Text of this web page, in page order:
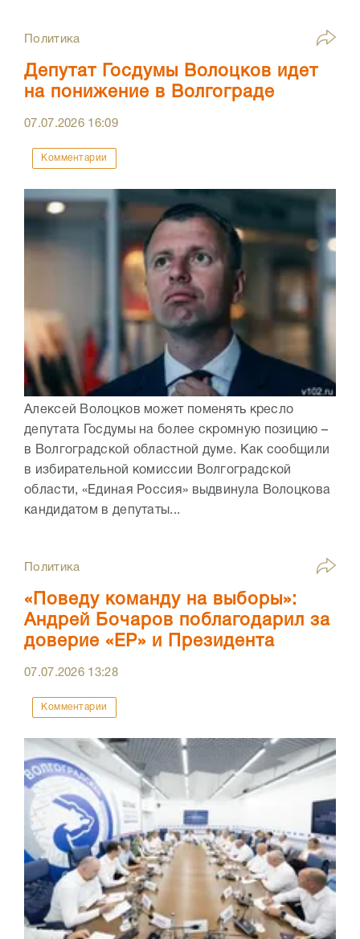
Политика
Депутат Госдумы Волоцков идет
на понижение в Волгограде
07.07.2026 16:09
Комментарии
Алексей Волоцков может поменять кресло
депутата Госдумы на более скромную позицию –
в Волгоградской областной думе. Как сообщили
в избирательной комиссии Волгоградской
области, «Единая Россия» выдвинула Волоцкова
кандидатом в депутаты...
Политика
«Поведу команду на выборы»:
Андрей Бочаров поблагодарил за
доверие «ЕР» и Президента
07.07.2026 13:28
Комментарии